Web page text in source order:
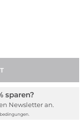
sparen?
Newsletter an.